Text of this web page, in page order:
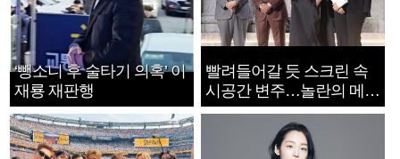
‘뺑소니 후 술타기 의혹’ 이
재룡 재판행
빨려들어갈 듯 스크린 속
시공간 변주…놀란의 메시
지는 ‘전쟁 속죄’